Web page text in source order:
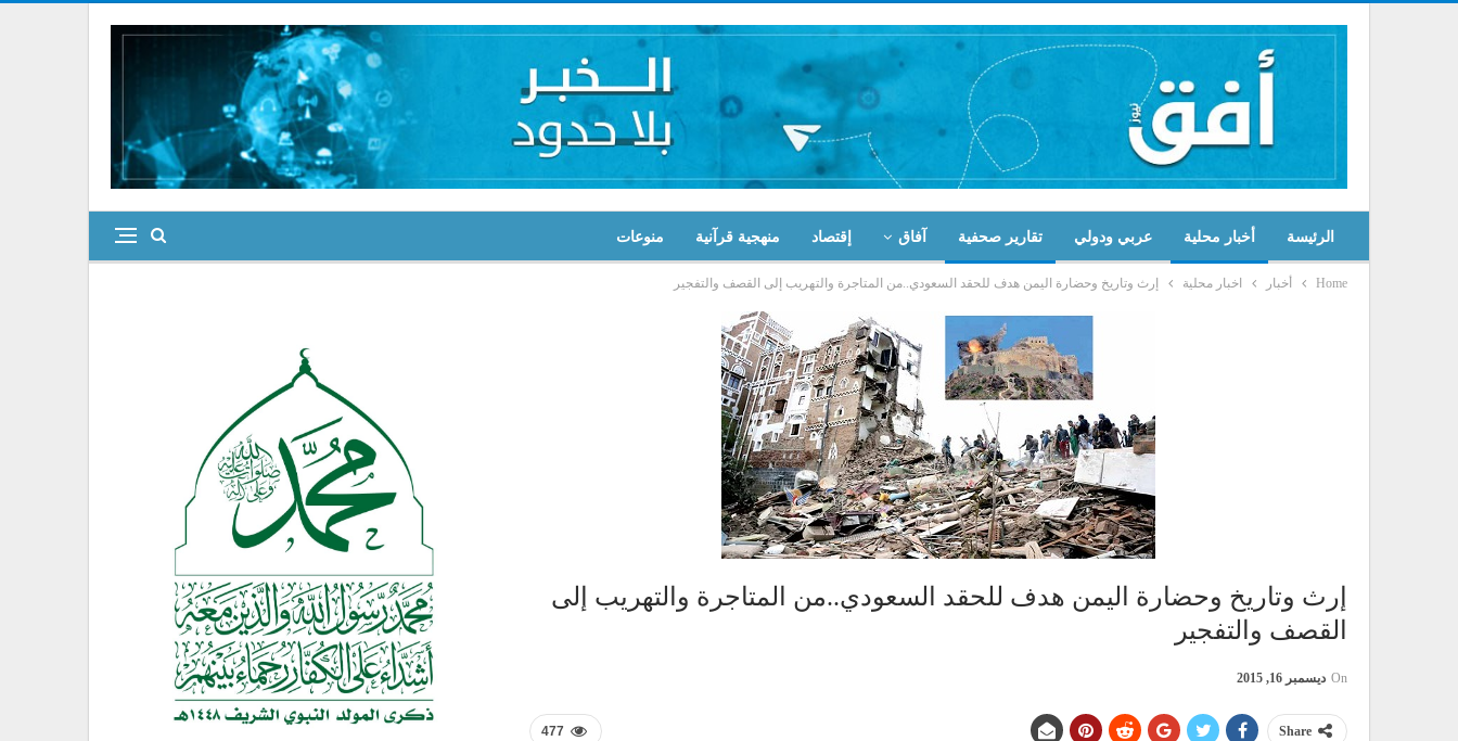
الرئيسة أخبار محلية عربي ودولي تقارير صحفية آفاق إقتصاد منهجية قرآنية منوعات
Home أخبار اخبار محلية إرث وتاريخ وحضارة اليمن هدف للحقد السعودي..من المتاجرة والتهريب إلى القصف والتفجير
إرث وتاريخ وحضارة اليمن هدف للحقد السعودي..من المتاجرة والتهريب إلى
القصف والتفجير
On ديسمبر 16, 2015
477 Share